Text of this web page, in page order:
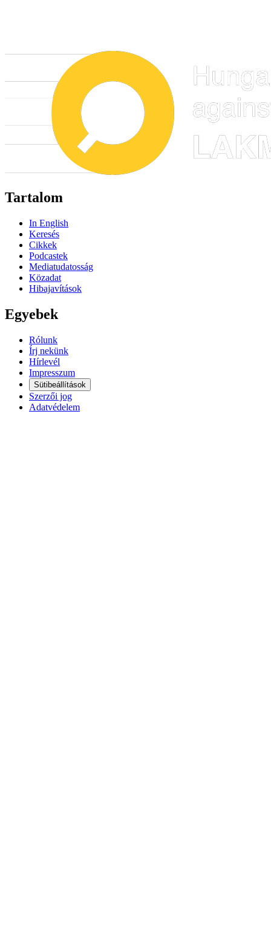
Tartalom
In English
Keresés
Cikkek
Podcastek
Mediatudatosság
Közadat
Hibajavítások
Egyebek
Rólunk
Írj nekünk
Hírlevél
Impresszum
Sütibeállítások
Szerzői jog
Adatvédelem